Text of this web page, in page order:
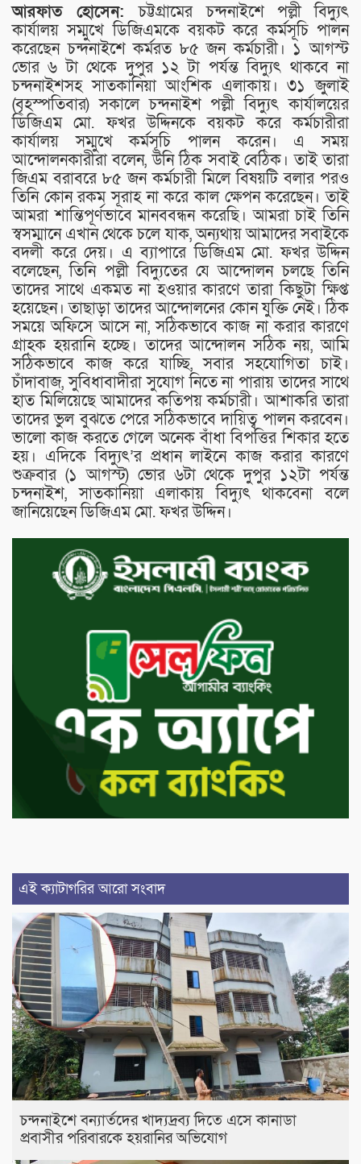
আরফাত হোসেন:চট্টগ্রামের চন্দনাইশে পল্লী বিদ্যুৎ
কার্যালয় সম্মুখে ডিজিএমকে বয়কট করে কর্মসূচি পালন
করেছেন চন্দনাইশে কর্মরত ৮৫ জন কর্মচারী। ১ আগস্ট
ভোর ৬ টা থেকে দুপুর ১২ টা পর্যন্ত বিদ্যুৎ থাকবে না
চন্দনাইশসহ সাতকানিয়া আংশিক এলাকায়। ৩১ জুলাই
(বৃহস্পতিবার) সকালে চন্দনাইশ পল্লী বিদ্যুৎ কার্যালয়ের
ডিজিএম মো. ফখর উদ্দিনকে বয়কট করে কর্মচারীরা
কার্যালয় সম্মুখে কর্মসূচি পালন করেন। এ সময়
আন্দোলনকারীরা বলেন, উনি ঠিক সবাই বেঠিক। তাই তারা
জিএম বরাবরে ৮৫ জন কর্মচারী মিলে বিষয়টি বলার পরও
তিনি কোন রকম সূরাহ না করে কাল ক্ষেপন করেছেন। তাই
আমরা শান্তিপূর্ণভাবে মানববন্ধন করেছি। আমরা চাই তিনি
স্বসম্মানে এখান থেকে চলে যাক, অন্যথায় আমাদের সবাইকে
বদলী করে দেয়। এ ব্যাপারে ডিজিএম মো. ফখর উদ্দিন
বলেছেন, তিনি পল্লী বিদ্যুতের যে আন্দোলন চলছে তিনি
তাদের সাথে একমত না হওয়ার কারণে তারা কিছুটা ক্ষিপ্ত
হয়েছেন। তাছাড়া তাদের আন্দোলনের কোন যুক্তি নেই। ঠিক
সময়ে অফিসে আসে না, সঠিকভাবে কাজ না করার কারণে
গ্রাহক হয়রানি হচ্ছে। তাদের আন্দোলন সঠিক নয়, আমি
সঠিকভাবে কাজ করে যাচ্ছি, সবার সহযোগিতা চাই।
চাঁদাবাজ, সুবিধাবাদীরা সুযোগ নিতে না পারায় তাদের সাথে
হাত মিলিয়েছে আমাদের কতিপয় কর্মচারী। আশাকরি তারা
তাদের ভুল বুঝতে পেরে সঠিকভাবে দায়িত্ব পালন করবেন।
ভালো কাজ করতে গেলে অনেক বাঁধা বিপত্তির শিকার হতে
হয়। এদিকে বিদ্যুৎ’র প্রধান লাইনে কাজ করার কারণে
শুক্রবার (১ আগস্ট) ভোর ৬টা থেকে দুপুর ১২টা পর্যন্ত
চন্দনাইশ, সাতকানিয়া এলাকায় বিদ্যুৎ থাকবেনা বলে
জানিয়েছেন ডিজিএম মো. ফখর উদ্দিন।
এই ক্যাটাগরির আরো সংবাদ
চন্দনাইশে বন্যার্তদের খাদ্যদ্রব্য দিতে এসে কানাডা
প্রবাসীর পরিবারকে হয়রানির অভিযোগ